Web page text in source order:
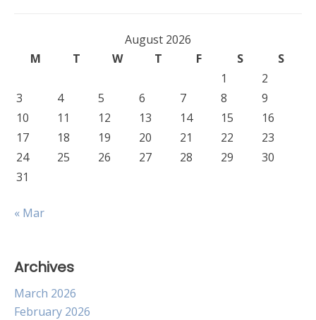
August 2026
M
T W T F S
S
1
2
3
4 5 6 7 8
9
10
11 12 13 14 15
16
17
18 19 20 21 22
23
24
25 26 27 28 29
30
31
« Mar
Archives
March 2026
February 2026